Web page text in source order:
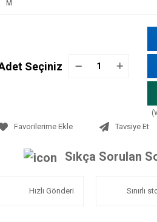
Seçiniz
Tavsiye Et
Sıkça Sorulan
Hızlı Gönderi Sınırlı